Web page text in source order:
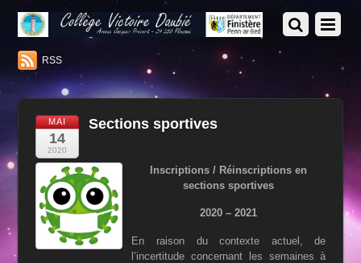
RSS
MAI
14
2020
Sections sportives
Inscriptions / Réinscriptions en
sections sportives
2020 – 2021
En raison du contexte actuel, de
l’incertitude concernant les semaines à